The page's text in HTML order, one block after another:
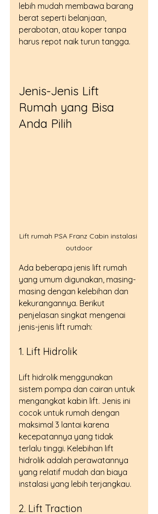
lebih mudah membawa barang
berat seperti belanjaan,
perabotan, atau koper tanpa
harus repot naik turun tangga.
Jenis-Jenis Lift
Rumah yang Bisa
Anda Pilih
Lift rumah PSA Franz Cabin instalasi
outdoor
Ada beberapa jenis lift rumah
yang umum digunakan, masing-
masing dengan kelebihan dan
kekurangannya. Berikut
penjelasan singkat mengenai
jenis-jenis lift rumah:
1. Lift Hidrolik
Lift hidrolik menggunakan
sistem pompa dan cairan untuk
mengangkat kabin lift. Jenis ini
cocok untuk rumah dengan
maksimal 3 lantai karena
kecepatannya yang tidak
terlalu tinggi. Kelebihan lift
hidrolik adalah perawatannya
yang relatif mudah dan biaya
instalasi yang lebih terjangkau.
2. Lift Traction